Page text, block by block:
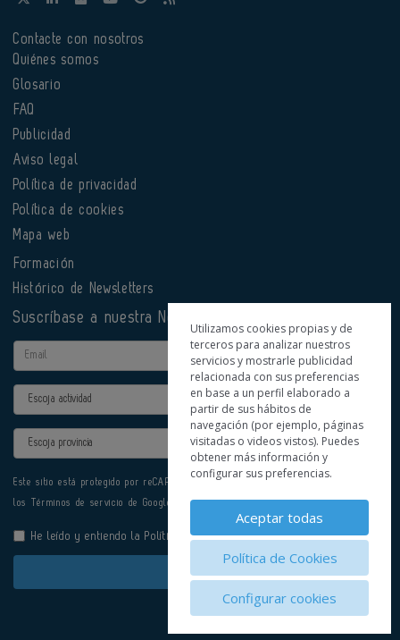
Contacte con nosotros
Quiénes somos
Glosario
FAQ
Publicidad
Aviso legal
Política de privacidad
Política de cookies
Mapa web
Formación
Histórico de Newsletters
Suscríbase a nuestra Newsletter
Email
Actividad
Provincia
Este sitio está protegido por reCAPTCHA y se aplican la
los Términos de servicio de Google.
He leído y entiendo la Política de Privacidad
Enviar
Utilizamos cookies propias y de
terceros para analizar nuestros
servicios y mostrarle publicidad
relacionada con sus preferencias
en base a un perfil elaborado a
partir de sus hábitos de
navegación (por ejemplo, páginas
visitadas o videos vistos). Puedes
obtener más información y
configurar sus preferencias.
Aceptar todas
Política de Cookies
Configurar cookies